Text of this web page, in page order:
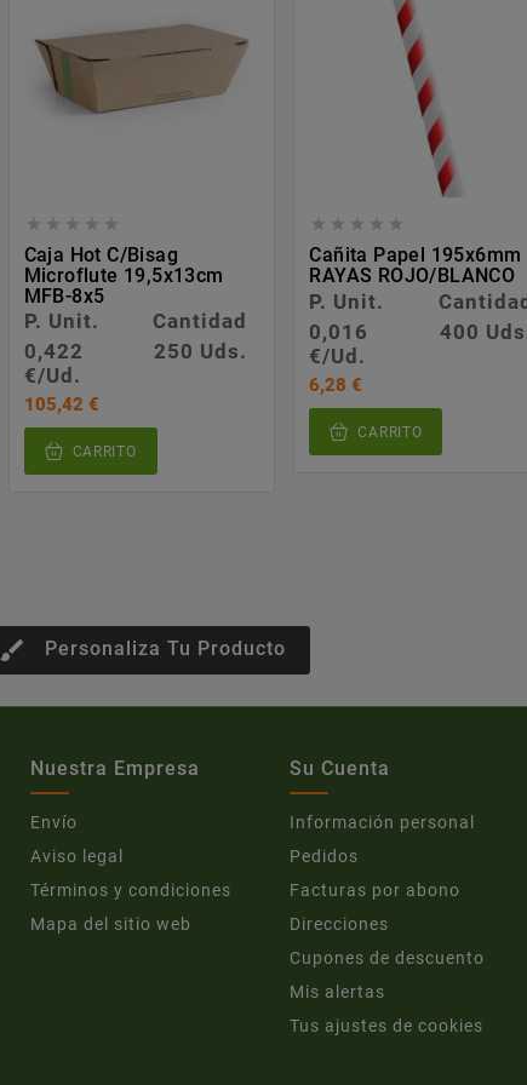
    
Caja Hot C/bisag
Microflute 19,5x13cm
MFB-8x5
P. Unit.
Cantidad
0,422
€/Ud.
250 Uds.
105,42 €
CARRITO
    
Cañita Papel 195x6mm
RAYAS ROJO/BLANCO
P. Unit.
Cantidad
0,016
€/Ud.
400
6,28 €
CARRITO
brush Personaliza Tu Producto
Nuestra Empresa
Envío
Aviso legal
Términos y condiciones
Mapa del sitio web
Su Cuenta
Información personal
Pedidos
Facturas por abono
Direcciones
Cupones de descuento
Mis alertas
Tus ajustes de cookies